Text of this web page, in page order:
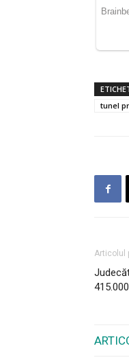
tunel
Articolul